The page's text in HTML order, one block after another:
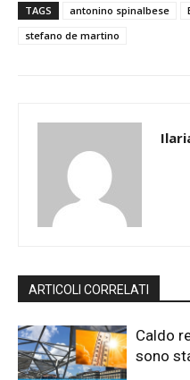
TAGS antonino spinalbese
stefano de martino
ARTICOLI CORRELATI
Caldo
sono